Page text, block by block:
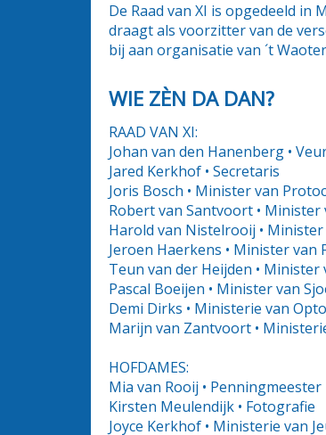
De Raad van XI is opgedeeld in
draagt als voorzitter van de
bij aan organisatie van ´t
WIE ZÈN DA DAN?
RAAD VAN XI:
Johan van den Hanenberg •
Jared Kerkhof • Secretaris
Joris Bosch • Minister van
Robert van Santvoort •
Harold van Nistelrooij • Minister
Jeroen Haerkens • Minister
Teun van der Heijden •
Pascal Boeijen • Minister van
Demi Dirks • Ministerie van
Marijn van Zantvoort •
HOFDAMES:
Mia van Rooij • Penningmeester
Kirsten Meulendijk • Fotografie
Joyce Kerkhof • Ministerie van